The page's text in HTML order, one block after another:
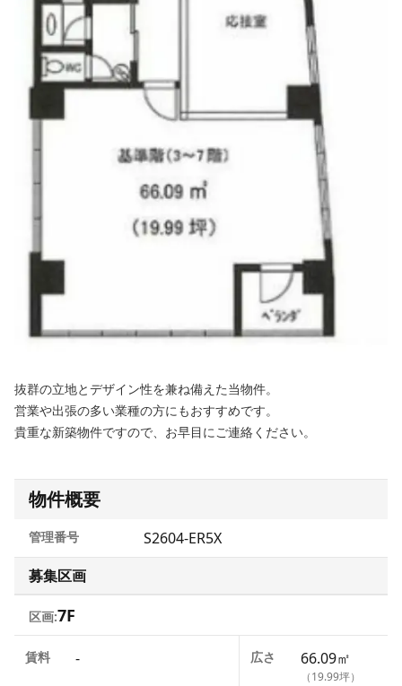
抜群の立地とデザイン性を兼ね備えた当物件。
営業や出張の多い業種の方にもおすすめです。
貴重な新築物件ですので、お早目にご連絡ください。
物件概要
管理番号
S2604-ER5X
募集区画
区画:7F
賃料 - 広さ 66.09㎡
（19.99坪）